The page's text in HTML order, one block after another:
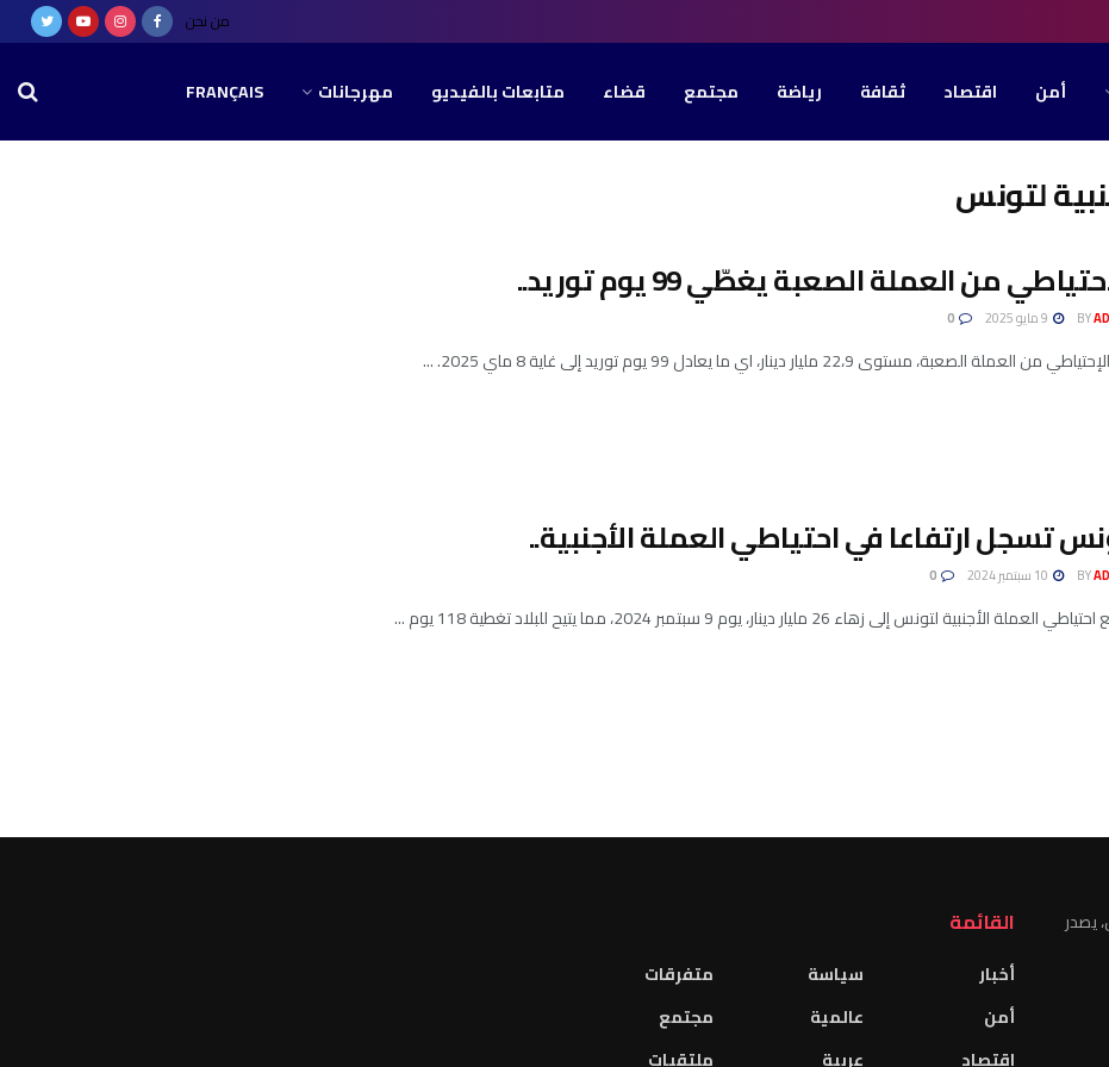
من نحن
أمن اقتصاد ثقافة رياضة مجتمع قضاء متابعات بالفيديو مهرجانات FRANÇAIS
لتونس
من العملة الصعبة يغطّي 99 يوم توريد..
BY
من العملة الصعبة، مستوى 22،9 مليار دينار، اي ما يعادل 99 يوم توريد إلى غاية 8 ماي 2025. ...
تسجل ارتفاعا في احتياطي العملة الأجنبية..
BY
العملة الأجنبية لتونس إلى زهاء 26 مليار دينار، يوم 9 سبتمبر 2024، مما يتيح للبلاد تغطية 118 يوم ...
يصدر
القائمة
أخبار
أمن
اقتصاد
سياسة
عالمية
عربية
متفرقات
مجتمع
ملتقيات